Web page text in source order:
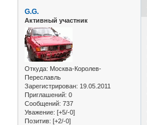
G.G.
Активный участник
Откуда: Москва-Королев-
Переславль
Зарегистрирован: 19.05.2011
Приглашений: 0
Сообщений: 737
Уважение: [+5/-0]
Позитив: [+2/-0]